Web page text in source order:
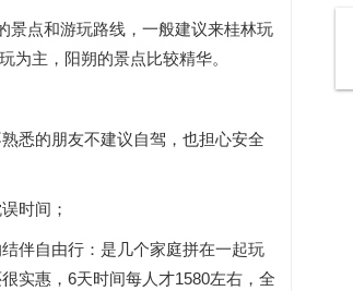
景点和游玩路线，一般建议来桂林玩
为主，阳朔的景点比较精华。
悉的朋友不建议自驾，也担心安全
时间；
伴自由行：是几个家庭拼在一起玩
实惠，6天时间每人才1580左右，全